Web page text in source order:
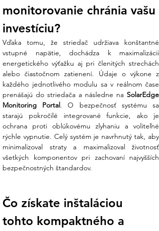
obsahuje integrovanú ochranu proti
oblúkovému zlyhaniu (AFCI) a funkciu
SafeDC™, ktorá automaticky zníži
napätie v kábloch na bezpečnú úroveň
pri vypnutí striedača, čím chráni váš
majetok aj servisných technikov.
Jednoduché uvedenie do prevádzky
(SetApp):Žiadne zložité displeje.
Konfigurácia prebieha bleskovo priamo
cez váš smartfón pomocou intuitívnej
aplikácie SolarEdge SetApp.
Koniec technickej neistote:Váhate, či
je pre vašu strechu lepšie použiť 8 alebo
10 panelov? Náš tím v Ensun vám
flexibilný aj pri kratších reťazcoch.
Technické špecifikácie:
monitorovanie chránia vašu
investíciu?
Vďaka tomu, že striedač udržiava konštantné
vstupné napätie, dochádza k maximalizácii
energetického výťažku aj pri členitých strechách
alebo čiastočnom zatienení. Údaje o výkone z
každého jednotlivého modulu sa v reálnom čase
prenášajú do striedača a následne na SolarEdge
Monitoring Portal. O bezpečnosť systému sa
starajú pokročilé integrované funkcie, ako je
ochrana proti oblúkovému zlyhaniu a voliteľné
rýchle vypnutie. Celý systém je navrhnutý tak, aby
minimalizoval straty a maximalizoval životnosť
všetkých komponentov pri zachovaní najvyšších
bezpečnostných štandardov.
Čo získate inštaláciou
tohto kompaktného a